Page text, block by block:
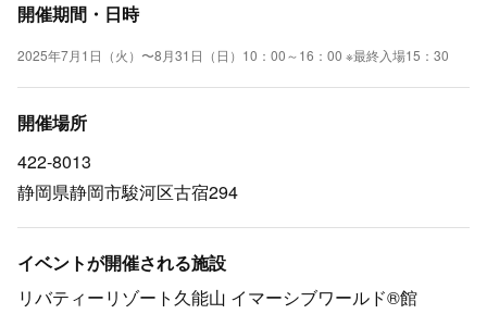
開催期間・日時
2025年7月1日（火）〜8月31日（日）10：00～16：00 ※最終入場15：30
開催場所
422-8013
静岡県静岡市駿河区古宿294
イベントが開催される施設
リバティーリゾート久能山 イマーシブワールド®館